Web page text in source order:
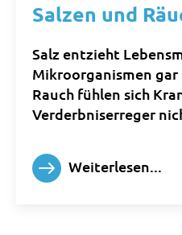
Salzen und
Salz entzieht
Mikroorganismen
Rauch fühlen sich
Verderbniserreger
Weiterlesen...